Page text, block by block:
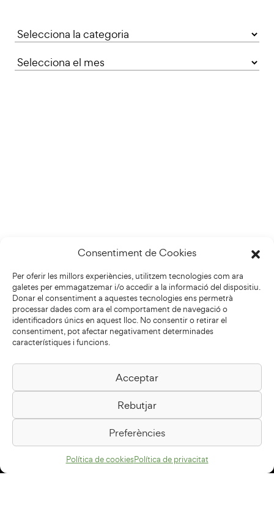
Consentiment de Cookies
Per oferir les millors experiències, utilitzem tecnologies com ara
galetes per emmagatzemar i/o accedir a la informació del dispositiu.
Donar el consentiment a aquestes tecnologies ens permetrà
processar dades com ara el comportament de navegació o
identificadors únics en aquest lloc. No consentir o retirar el
consentiment, pot afectar negativament determinades
característiques i funcions.
Acceptar
Rebutjar
Preferències
Política de cookiesPolítica de privacitat
Categories
Biblioteca Pilarin Bayés
Passeig de la Generalitat, 1
08500 Vic